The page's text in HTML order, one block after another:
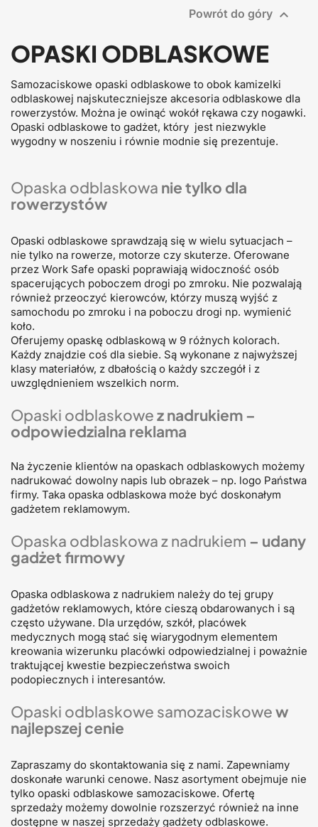
Powrót do góry 
OPASKI ODBLASKOWE
Samozaciskowe opaski odblaskowe to obok kamizelki
odblaskowej najskuteczniejsze akcesoria odblaskowe dla
rowerzystów. Można je owinąć wokół rękawa czy nogawki.
Opaski odblaskowe to gadżet, który jest niezwykle
wygodny w noszeniu i równie modnie się prezentuje.
Opaska odblaskowa nie tylko dla
rowerzystów
Opaski odblaskowe sprawdzają się w wielu sytuacjach –
nie tylko na rowerze, motorze czy skuterze. Oferowane
przez Work Safe opaski poprawiają widoczność osób
spacerujących poboczem drogi po zmroku. Nie pozwalają
również przeoczyć kierowców, którzy muszą wyjść z
samochodu po zmroku i na poboczu drogi np. wymienić
koło.
Oferujemy opaskę odblaskową w 9 różnych kolorach.
Każdy znajdzie coś dla siebie. Są wykonane z najwyższej
klasy materiałów, z dbałością o każdy szczegół i z
uwzględnieniem wszelkich norm.
Opaski odblaskowez nadrukiem –
odpowiedzialna reklama
Na życzenie klientów na opaskach odblaskowych możemy
nadrukować dowolny napis lub obrazek – np. logo Państwa
firmy. Taka opaska odblaskowa może być doskonałym
gadżetem reklamowym.
Opaska odblaskowa z nadrukiem – udany
gadżet firmowy
Opaska odblaskowa z nadrukiem należy do tej grupy
gadżetów reklamowych, które cieszą obdarowanych i są
często używane. Dla urzędów, szkół, placówek
medycznych mogą stać się wiarygodnym elementem
kreowania wizerunku placówki odpowiedzialnej i poważnie
traktującej kwestie bezpieczeństwa swoich
podopiecznych i interesantów.
Opaski odblaskowe samozaciskowew
najlepszej cenie
Zapraszamy do skontaktowania się z nami. Zapewniamy
doskonałe warunki cenowe. Nasz asortyment obejmuje nie
tylko opaski odblaskowe samozaciskowe. Ofertę
sprzedaży możemy dowolnie rozszerzyć również na inne
dostępne w naszej sprzedaży gadżety odblaskowe.